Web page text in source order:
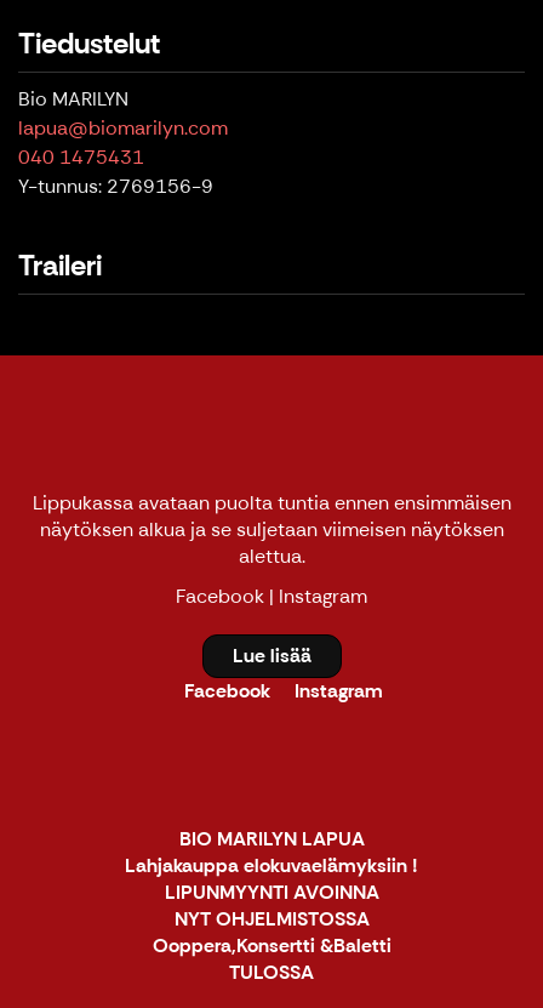
Tiedustelut
Bio MARILYN
lapua@biomarilyn.com
040 1475431
Y-tunnus: 2769156-9
Traileri
Lippukassa avataan puolta tuntia ennen ensimmäisen
näytöksen alkua ja se suljetaan viimeisen näytöksen
alettua.
Facebook | Instagram
Lue lisää
Facebook
Instagram
BIO MARILYN LAPUA
Lahjakauppa elokuvaelämyksiin !
LIPUNMYYNTI AVOINNA
NYT OHJELMISTOSSA
Ooppera,Konsertti &Baletti
TULOSSA